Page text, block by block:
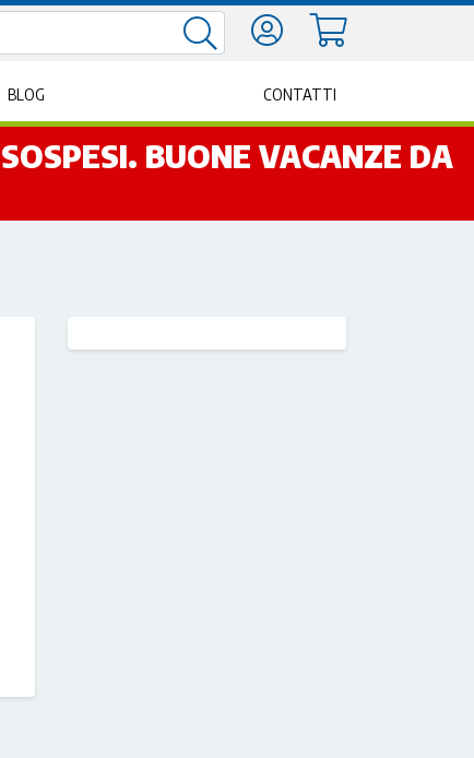
BLOG CONTATTI
BUONE VACANZE DA